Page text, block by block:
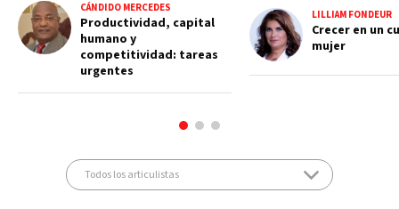
CÁNDIDO MERCEDES
Productividad, capital
humano y
competitividad: tareas
urgentes
LILLIAM FONDEUR
Crecer en un
mujer